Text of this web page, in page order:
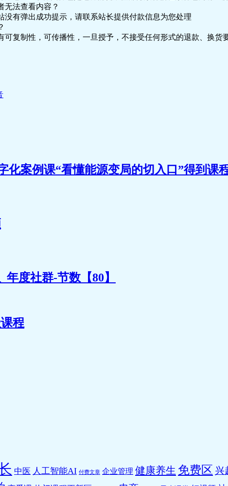
无法查看内容？
没有弹出成功提示，请联系站长提供付款信息为您处理
可复制性，可传播性，一旦授予，不接受任何形式的退款、换
化案例课“看懂能源变局的切入口”得到课
度社群-节数【80】
程
中医 人工智能AI 付费文章 企业管理 健康养生 免费区 兴